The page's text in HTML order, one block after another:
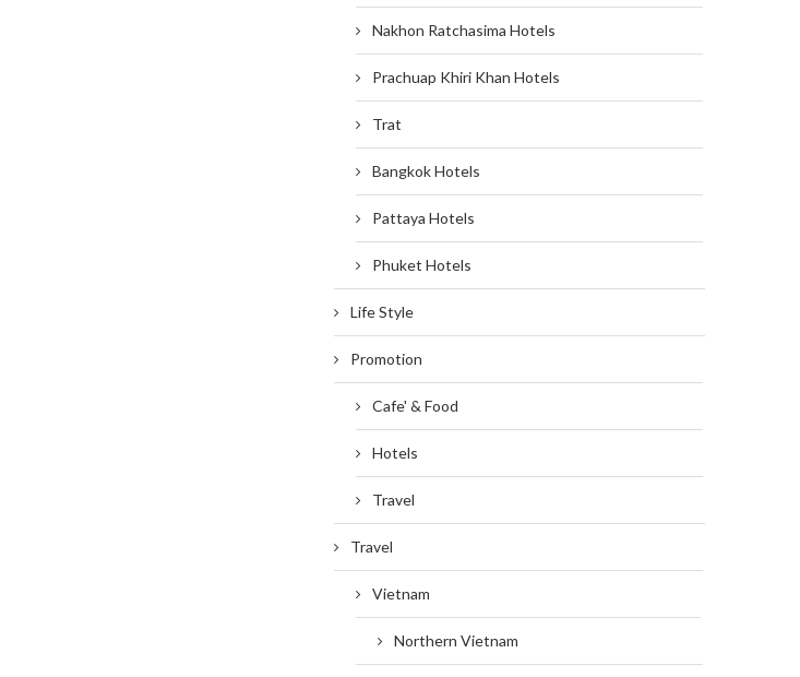
Nakhon Ratchasima Hotels
Prachuap Khiri Khan Hotels
Trat
Bangkok Hotels
Pattaya Hotels
Phuket Hotels
Life Style
Promotion
Cafe' & Food
Hotels
Travel
Travel
Vietnam
Northern Vietnam